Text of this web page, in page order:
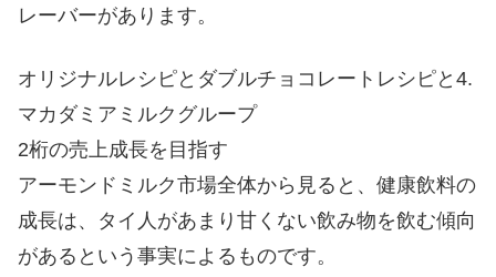
レーバーがあります。
オリジナルレシピとダブルチョコレートレシピと4.
マカダミアミルクグループ
2桁の売上成長を目指す
アーモンドミルク市場全体から見ると、健康飲料の
成長は、タイ人があまり甘くない飲み物を飲む傾向
があるという事実によるものです。